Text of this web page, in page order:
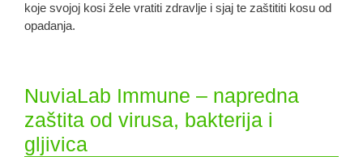
koje svojoj kosi žele vratiti zdravlje i sjaj te zaštititi kosu od
opadanja.
NuviaLab Immune – napredna
zaštita od virusa, bakterija i
gljivica